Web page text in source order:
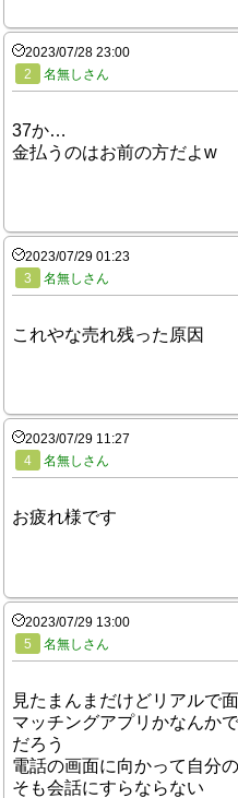
2023/07/28 23:00
2
名無しさん
37か…
金払うのはお前の方だよw
2023/07/29 01:23
3
名無しさん
これやな売れ残った原因
2023/07/29 11:27
4
名無しさん
お疲れ様です
2023/07/29 13:00
5
名無しさん
見たまんまだけどリアルで
マッチングアプリかなんか
だろう
電話の画面に向かって自分
そも会話にすらならない